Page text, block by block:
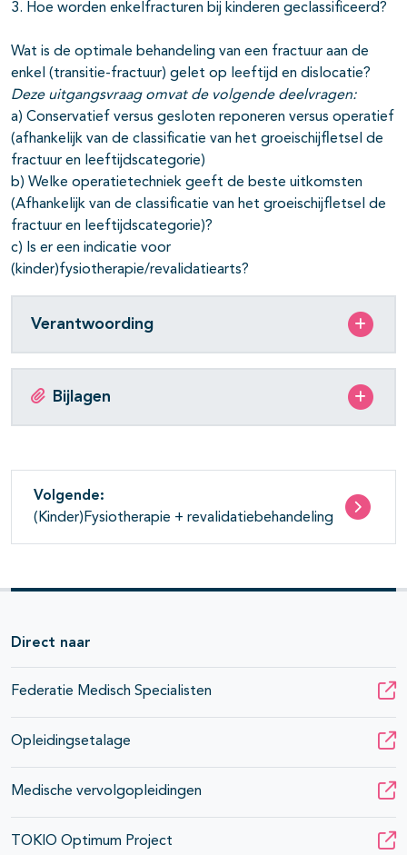
3. Hoe worden enkelfracturen bij kinderen geclassificeerd?
Wat is de optimale behandeling van een fractuur aan de
enkel (transitie-fractuur) gelet op leeftijd en dislocatie?
Deze uitgangsvraag omvat de volgende deelvragen:
a) Conservatief versus gesloten reponeren versus operatief
(afhankelijk van de classificatie van het groeischijfletsel de
fractuur en leeftijdscategorie)
b) Welke operatietechniek geeft de beste uitkomsten
(Afhankelijk van de classificatie van het groeischijfletsel de
fractuur en leeftijdscategorie)?
c) Is er een indicatie voor
(kinder)fysiotherapie/revalidatiearts?
Verantwoording
Bijlagen
Volgende:
(Kinder)Fysiotherapie + revalidatiebehandeling
Direct naar
Federatie Medisch Specialisten
Opleidingsetalage
Medische vervolgopleidingen
TOKIO Optimum Project